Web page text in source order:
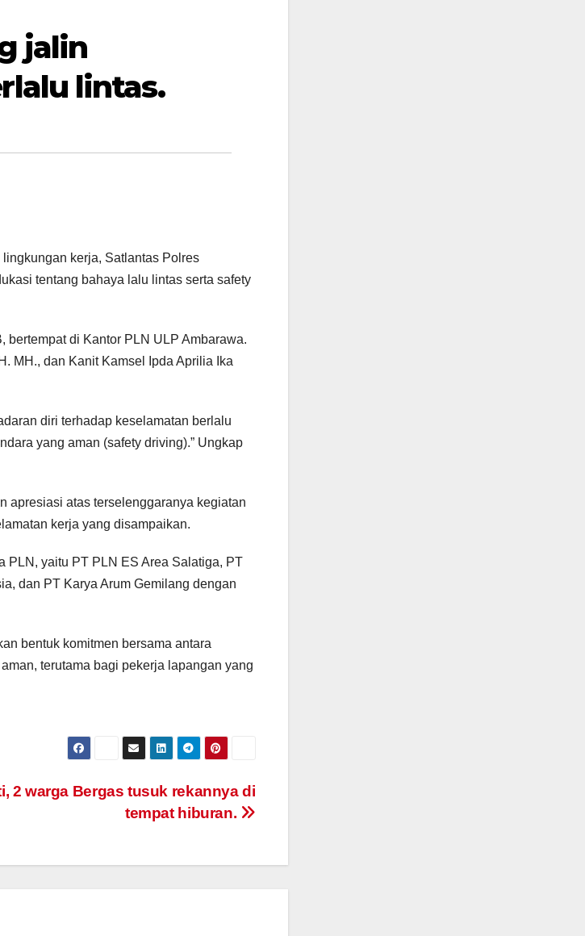
jalin
lintas.
kerja, Satlantas Polres
tentang bahaya lalu lintas serta safety
bertempat di Kantor PLN ULP Ambarawa.
MH., dan Kanit Kamsel Ipda Aprilia Ika
diri terhadap keselamatan berlalu
yang aman (safety driving).” Ungkap
apresiasi atas terselenggaranya kegiatan
kerja yang disampaikan.
PLN, yaitu PT PLN ES Area Salatiga, PT
dan PT Karya Arum Gemilang dengan
bentuk komitmen bersama antara
terutama bagi pekerja lapangan yang
2 warga Bergas tusuk rekannya di
tempat hiburan.